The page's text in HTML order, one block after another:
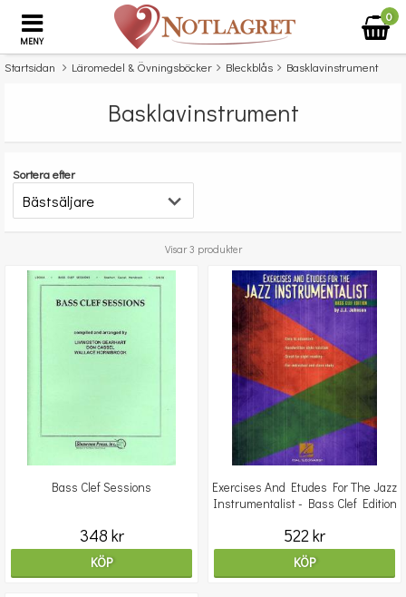
MENY
0
Startsidan Läromedel & Övningsböcker Bleckblås Basklavinstrument
Basklavinstrument
Sortera efter
Visar 3 produkter
Bass Clef Sessions
348 kr
KÖP
Exercises And Etudes For The Jazz
Instrumentalist - Bass Clef Edition
522 kr
KÖP